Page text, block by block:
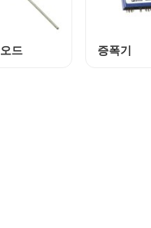
드 증폭기